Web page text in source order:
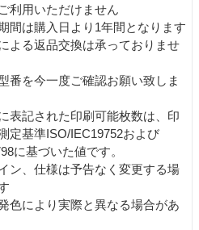
利用いただけません
間は購入日より1年間となります
よる返品交換は承っておりませ
番を今一度ご確認お願い致しま
表記された印刷可能枚数は、印
定基準ISO/IEC19752および
に基づいた値です。
ン、仕様は予告なく変更する場
色により実際と異なる場合があ